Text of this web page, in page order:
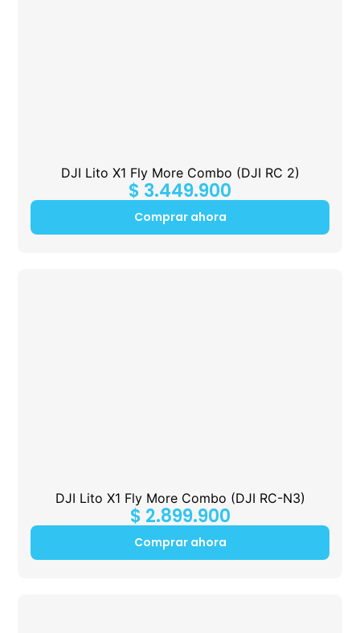
DJI Lito X1 Fly More Combo (DJI RC 2)
$ 3.449.900
Comprar ahora
DJI Lito X1 Fly More Combo (DJI RC-N3)
$ 2.899.900
Comprar ahora